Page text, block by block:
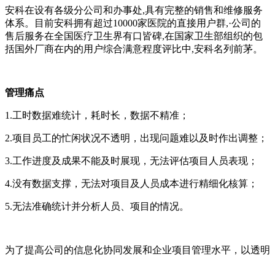
安科在设有各级分公司和办事处,具有完整的销售和维修服务
体系。目前安科拥有超过10000家医院的直接用户群,·公司的
售后服务在全国医疗卫生界有口皆碑,在国家卫生部组织的包
括国外厂商在内的用户综合满意程度评比中,安科名列前茅。
管理痛点
1.工时数据难统计，耗时长，数据不精准；
2.项目员工的忙闲状况不透明，出现问题难以及时作出调整；
3.工作进度及成果不能及时展现，无法评估项目人员表现；
4.没有数据支撑，无法对项目及人员成本进行精细化核算；
5.无法准确统计并分析人员、项目的情况。
为了提高公司的信息化协同发展和企业项目管理水平，以透明